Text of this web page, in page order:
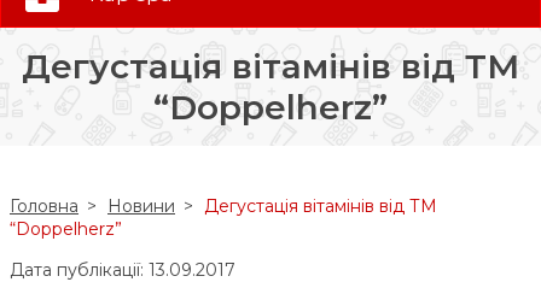
Слідкуй за нами:
Дегустація вітамінів від ТМ
“Doppelherz”
Головна Новини
Дегустація вітамінів від ТМ
“Doppelherz”
Дата публікації: 13.09.2017